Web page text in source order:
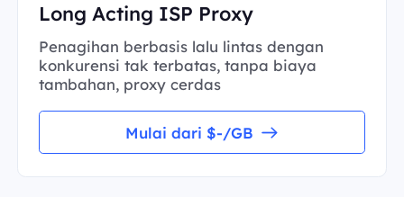
Long Acting ISP Proxy
Penagihan berbasis lalu lintas dengan
konkurensi tak terbatas, tanpa biaya
tambahan, proxy cerdas
Mulai dari $-/GB